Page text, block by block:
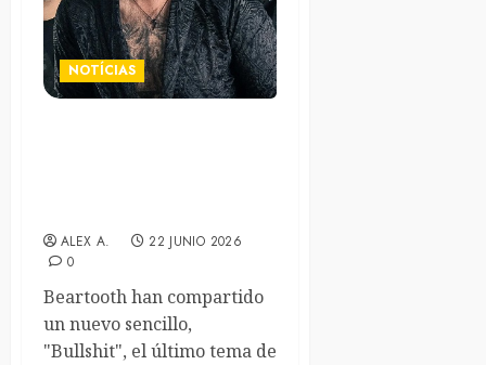
NOTÍCIAS
ALEX A.
22 JUNIO 2026
0
Beartooth han compartido
un nuevo sencillo,
"Bullshit", el último tema de